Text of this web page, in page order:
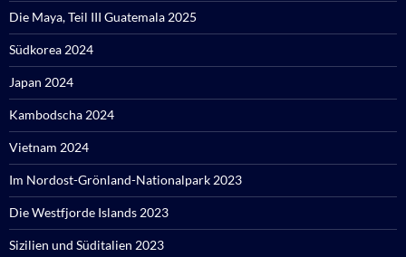
Die Maya, Teil III Guatemala 2025
Südkorea 2024
Japan 2024
Kambodscha 2024
Vietnam 2024
Im Nordost-Grönland-Nationalpark 2023
Die Westfjorde Islands 2023
Sizilien und Süditalien 2023